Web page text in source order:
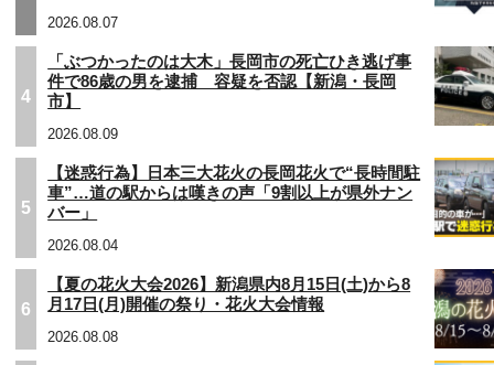
2026.08.07
4
「ぶつかったのは大木」長岡市の死亡ひき逃げ事
件で86歳の男を逮捕 容疑を否認【新潟・長岡
市】
2026.08.09
5
【迷惑行為】日本三大花火の長岡花火で“長時間駐
車”…道の駅からは嘆きの声「9割以上が県外ナン
バー」
2026.08.04
6
【夏の花火大会2026】新潟県内8月15日(土)から8
月17日(月)開催の祭り・花火大会情報
2026.08.08